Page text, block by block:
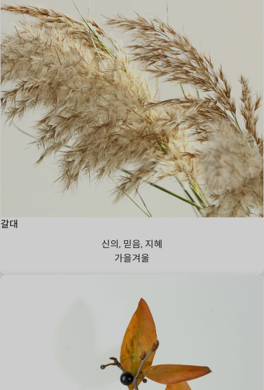
갈대
신의, 믿음, 지혜
가을겨울